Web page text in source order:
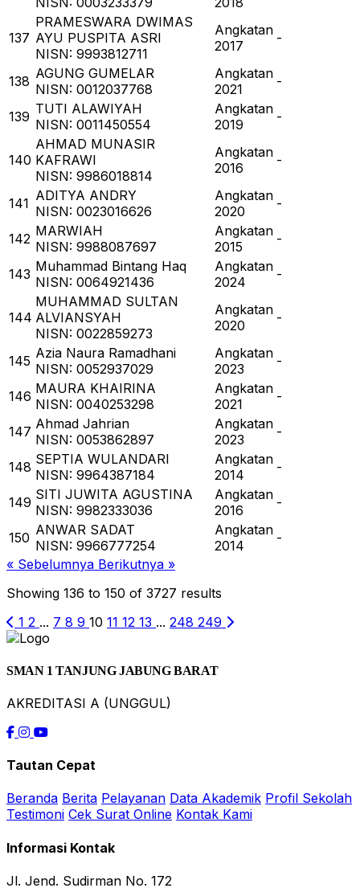
137
PRAMESWARA DWIMAS
AYU PUSPITA ASRI
NISN: 9993812711
Angkatan
2017
-
138 AGUNG GUMELAR
NISN: 0012037768
Angkatan
2021
-
139 TUTI ALAWIYAH
NISN: 0011450554
Angkatan
2019
-
140
AHMAD MUNASIR
KAFRAWI
NISN: 9986018814
Angkatan
2016
-
141 ADITYA ANDRY
NISN: 0023016626
Angkatan
2020
-
142 MARWIAH
NISN: 9988087697
Angkatan
2015
-
143 Muhammad Bintang Haq
NISN: 0064921436
Angkatan
2024
-
144
MUHAMMAD SULTAN
ALVIANSYAH
NISN: 0022859273
Angkatan
2020
-
145 Azia Naura Ramadhani
NISN: 0052937029
Angkatan
2023
-
146 MAURA KHAIRINA
NISN: 0040253298
Angkatan
2021
-
147 Ahmad Jahrian
NISN: 0053862897
Angkatan
2023
-
148 SEPTIA WULANDARI
NISN: 9964387184
Angkatan
2014
-
149 SITI JUWITA AGUSTINA
NISN: 9982333036
Angkatan
2016
-
150 ANWAR SADAT
NISN: 9966777254
Angkatan
2014
-
« Sebelumnya Berikutnya »
Showing 136 to 150 of 3727 results
1 2 ... 7 8 9 10 11 12 13 ... 248 249
SMAN 1 TANJUNG JABUNG BARAT
AKREDITASI A (UNGGUL)
Tautan Cepat
Beranda Berita Pelayanan Data Akademik Profil Sekolah
Testimoni Cek Surat Online Kontak Kami
Informasi Kontak
Jl. Jend. Sudirman No. 172